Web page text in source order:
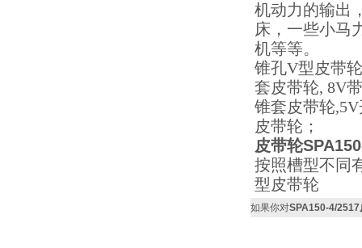
机动力的输出
床，一些小马
机等等。
锥孔V型皮带
套皮带轮, 8V
锥套皮带轮
皮带轮；
皮带轮
按照槽型不同
型皮带轮
如果你对SPA150-4/